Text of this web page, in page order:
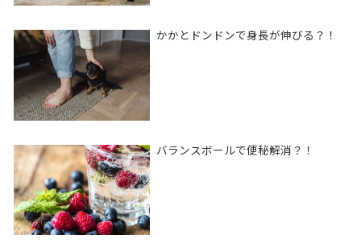
かかとドンドンで身長が伸びる？！
バランスボールで便秘解消？！